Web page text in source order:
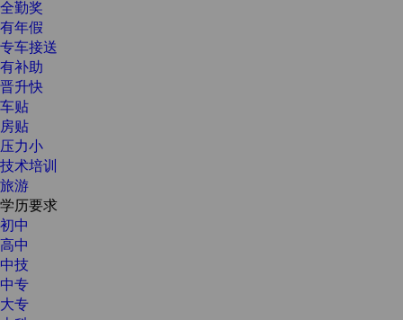
全勤奖
有年假
专车接送
有补助
晋升快
车贴
房贴
压力小
技术培训
旅游
学历要求
初中
高中
中技
中专
大专